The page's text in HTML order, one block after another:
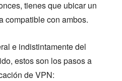
tienes que ubicar un
compatible con ambos.
e indistintamente del
estos son los pasos a
de VPN: